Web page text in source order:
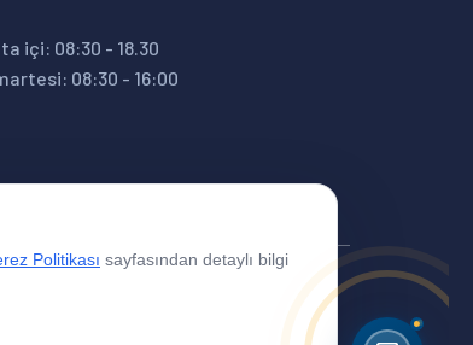
içi: 08:30 - 18.30
08:30 - 16:00
Politikası sayfasından detaylı bilgi